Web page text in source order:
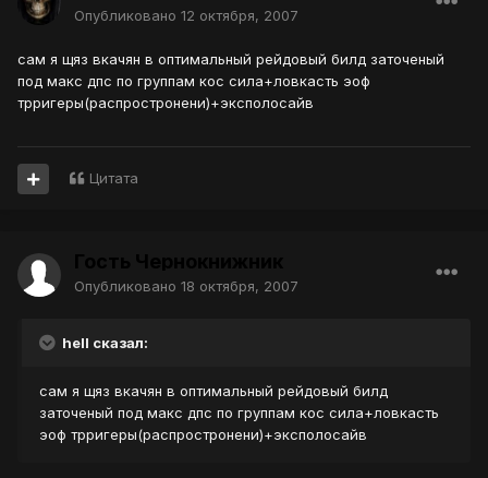
Опубликовано 12 октября, 2007
сам я щяз вкачян в оптимальный рейдовый билд заточеный
под макс дпс по группам кос сила+ловкасть эоф
трригеры(распростронени)+эксполосайв
Цитата
Опубликовано 18 октября, 2007
hell сказал:
сам я щяз вкачян в оптимальный рейдовый билд
заточеный под макс дпс по группам кос сила+ловкасть
эоф трригеры(распростронени)+эксполосайв